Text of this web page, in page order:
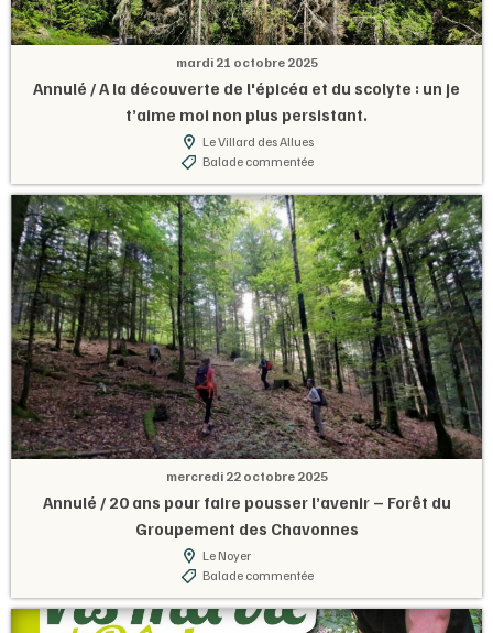
mardi 21 octobre 2025
Annulé / A la découverte de l'épicéa et du scolyte : un je
t’aime moi non plus persistant.
Le Villard des Allues
Balade commentée
mercredi 22 octobre 2025
Annulé / 20 ans pour faire pousser l’avenir – Forêt du
Groupement des Chavonnes
Le Noyer
Balade commentée